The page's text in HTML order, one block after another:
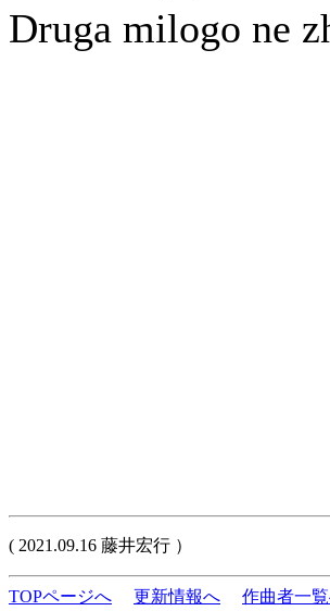
Druga milogo ne
( 2021.09.16 藤井宏行 ）
TOPページへ 更新情報へ 作曲者一